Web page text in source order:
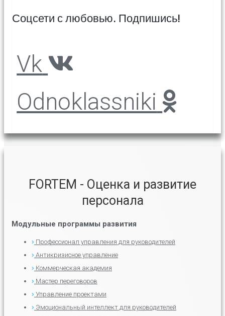
Соцсети с любовью. Подпишись!
Vk
Odnoklassniki
FORTEM - Оценка и развитие
персонала
Модульные программы развития
Профессионал управления для руководителей
Антикризисное управление
Коммерческая академия
Мастер переговоров
Управление проектами
Эмоциональный интеллект для руководителей